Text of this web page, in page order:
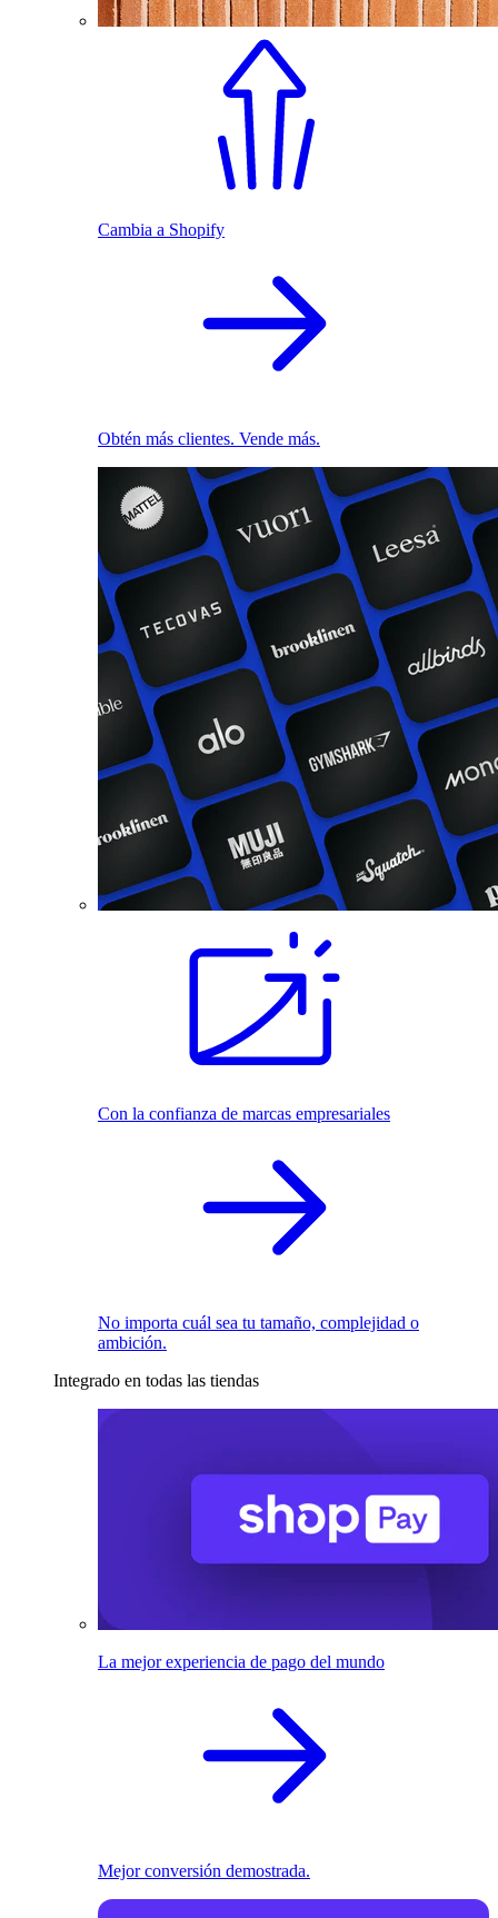
Cambia a Shopify
Obtén más clientes. Vende más.
Con la confianza de marcas empresariales
No importa cuál sea tu tamaño, complejidad o
ambición.
Integrado en todas las tiendas
La mejor experiencia de pago del mundo
Mejor conversión demostrada.